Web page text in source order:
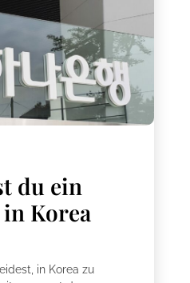
du ein
Korea
in Korea zu